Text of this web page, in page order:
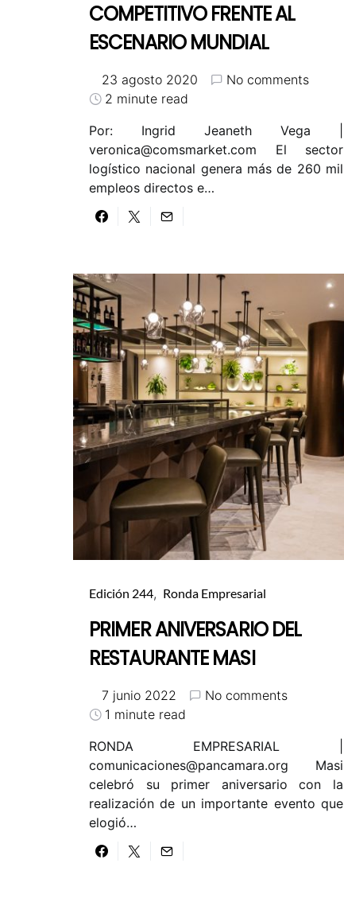
COMPETITIVO FRENTE AL
ESCENARIO MUNDIAL
23 agosto 2020
No comments
2 minute read
Por: Ingrid Jeaneth Vega |
veronica@comsmarket.com El sector
logístico nacional genera más de 260 mil
empleos directos e…
Edición 244 Ronda Empresarial
PRIMER ANIVERSARIO DEL
RESTAURANTE MASI
7 junio 2022
No comments
1 minute read
RONDA EMPRESARIAL |
comunicaciones@pancamara.org Masi
celebró su primer aniversario con la
realización de un importante evento que
elogió…